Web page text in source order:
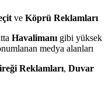
ve Köprü Reklamları
Havalimanı gibi yüksek
medya alanları
Reklamları, Duvar